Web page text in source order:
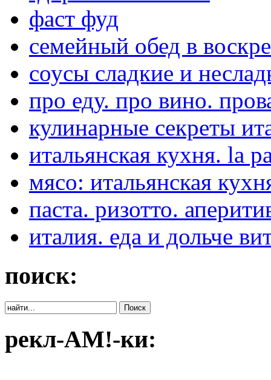
фаст фуд
семейный обед в
соусы сладкие и
про еду. про вино.
кулинарные секреты
итальянская кухня. la
мясо: итальянская
паста. ризотто.
италия. еда и дольче
поиск:
рекл-АМ!-ки: